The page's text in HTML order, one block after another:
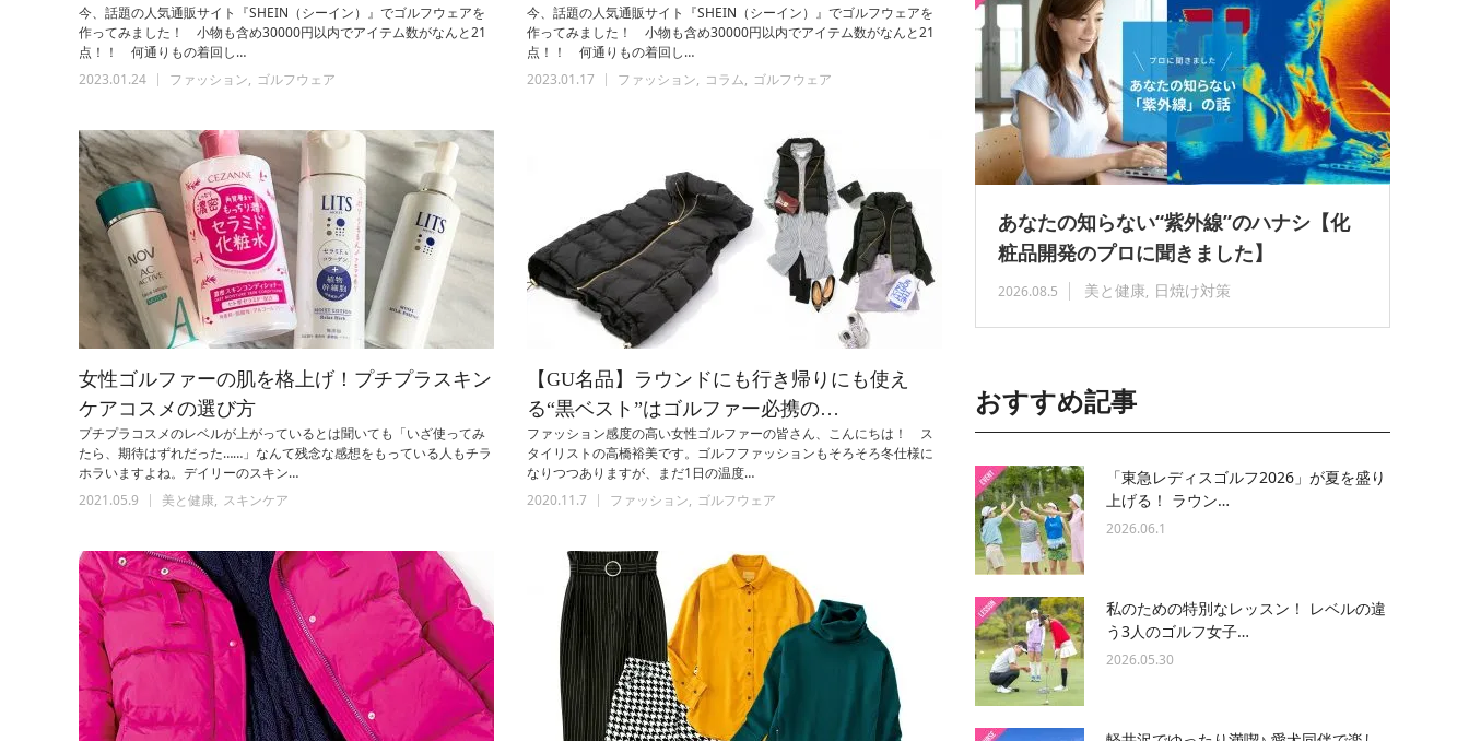
今、話題の人気通販サイト『SHEIN（シーイン）』でゴルフウェアを
作ってみました！ 小物も含め30000円以内でアイテム数がなんと21
点！！ 何通りもの着回し…
2023.01.24
ファッション ゴルフウェア
今、話題の人気通販サイト『SHEIN（シーイン）』でゴルフウェアを
作ってみました！ 小物も含め30000円以内でアイテム数がなんと21
点！！ 何通りもの着回し…
2023.01.17
ファッション コラム ゴルフウェア
女性ゴルファーの肌を格上げ！プチプラスキン
ケアコスメの選び方
プチプラコスメのレベルが上がっているとは聞いても「いざ使ってみ
たら、期待はずれだった……」なんて残念な感想をもっている人もチラ
ホラいますよね。デイリーのスキン…
2021.05.9
美と健康 スキンケア
【GU名品】ラウンドにも行き帰りにも使え
る“黒ベスト”はゴルファー必携の…
ファッション感度の高い女性ゴルファーの皆さん、こんにちは！ ス
タイリストの高橋裕美です。ゴルフファッションもそろそろ冬仕様に
なりつつありますが、まだ1日の温度…
2020.11.7
ファッション ゴルフウェア
あなたの知らない“紫外線”のハナシ【化
粧品開発のプロに聞きました】
2026.08.5 美と健康 日焼け対策
おすすめ記事
「東急レディスゴルフ2026」が夏を盛り
上げる！ ラウン…
2026.06.1
私のための特別なレッスン！ レベルの違
う3人のゴルフ女子…
2026.05.30